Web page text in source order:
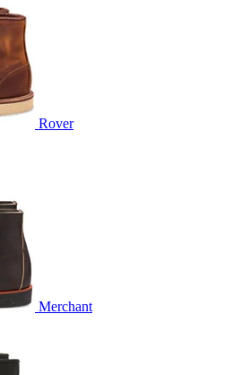
Rover
Merchant